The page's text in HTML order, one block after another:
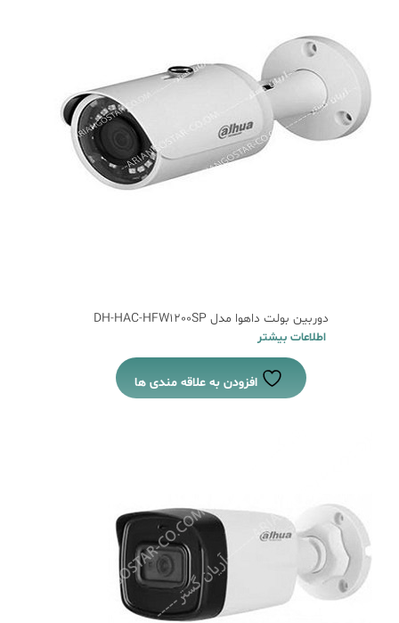
دوربین بولت داهوا مدل DH-HAC-HFW1200SP
اطلاعات بیشتر
افزودن به علاقه مندی ها